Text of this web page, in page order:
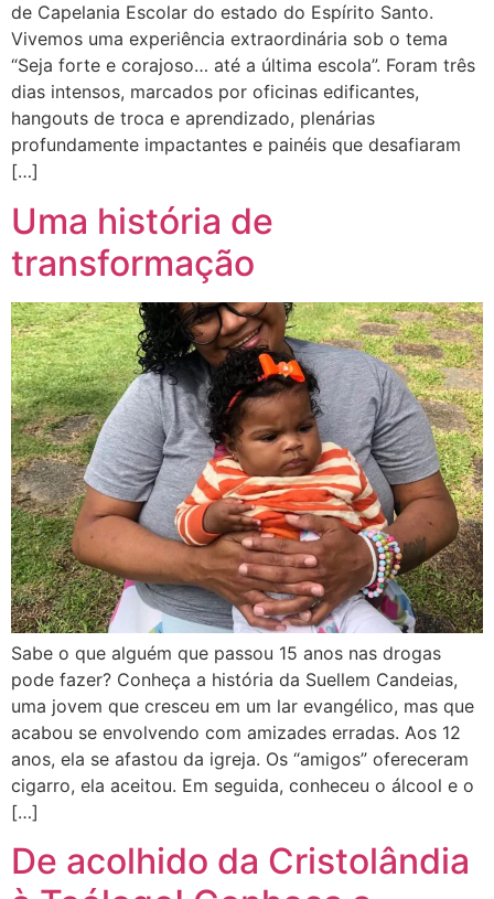
de Capelania Escolar do estado do Espírito Santo.
Vivemos uma experiência extraordinária sob o tema
“Seja forte e corajoso… até a última escola”. Foram três
dias intensos, marcados por oficinas edificantes,
hangouts de troca e aprendizado, plenárias
profundamente impactantes e painéis que desafiaram
[…]
Uma história de
transformação
Sabe o que alguém que passou 15 anos nas drogas
pode fazer? Conheça a história da Suellem Candeias,
uma jovem que cresceu em um lar evangélico, mas que
acabou se envolvendo com amizades erradas. Aos 12
anos, ela se afastou da igreja. Os “amigos” ofereceram
cigarro, ela aceitou. Em seguida, conheceu o álcool e o
[…]
De acolhido da Cristolândia